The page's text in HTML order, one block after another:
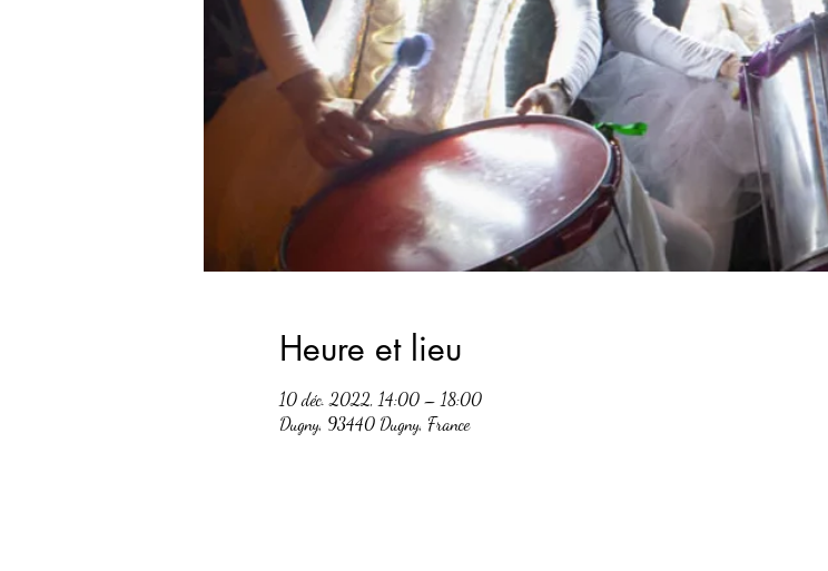
Heure et lieu
10 déc. 2022, 14:00 – 18:00
Dugny, 93440 Dugny, France